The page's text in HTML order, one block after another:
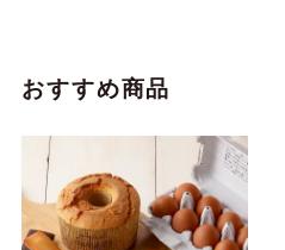
おすすめ商品